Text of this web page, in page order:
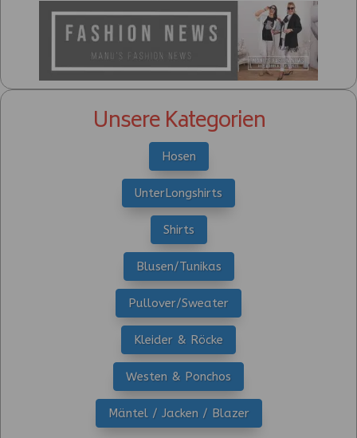
Unsere Kategorien
Hosen
UnterLongshirts
Shirts
Blusen/Tunikas
Pullover/Sweater
Kleider & Röcke
Westen & Ponchos
Mäntel / Jacken / Blazer